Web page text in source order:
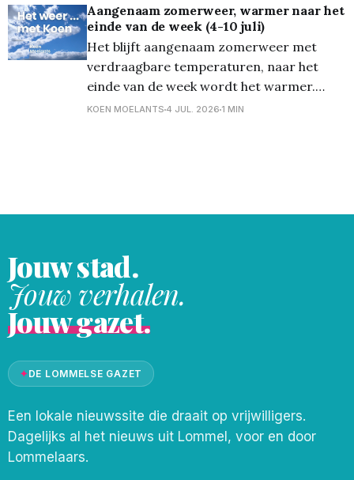
warmte wat draaglijk maakt. De minima in
het weekend komen uit op 17 graden. Ook
de werkweek
Aangenaam zomerweer, warmer naar het
einde van de week (4-10 juli)
Het blijft aangenaam zomerweer met
verdraagbare temperaturen, naar het
einde van de week wordt het warmer.
Zaterdag wordt een mooie zomerdag met
KOEN MOELANTS 4 JUL. 2026 1 MIN
Jouw stad.
Jouw verhalen.
Jouw gazet.
✦DE LOMMELSE GAZET
Een lokale nieuwssite die draait op vrijwilligers.
Dagelijks al het nieuws uit Lommel, voor en door
Lommelaars.